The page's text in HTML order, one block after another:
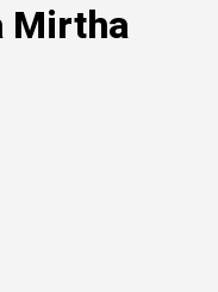
Mirtha